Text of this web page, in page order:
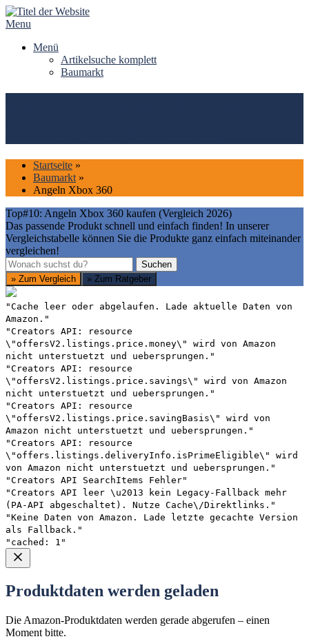
Skip
to
Menu
Menü
Artikelsuche komplett
Baumarkt
Startseite »
Baumarkt »
Angeln Xbox 360
Top#10: Angeln Xbox 360 kaufen (Vergleich 2026)
Das passende Produkt schnell und einfach finden! In unserer
Vergleichstabelle können Sie die Produkte ganz einfach miteinander
vergleichen!
Suchen
Suchen
» Zum Vergleich
» Zum Ratgeber
"Cache leer oder abgelaufen. Lade aktuelle Daten von
Amazon."
"Creators API: resource
\"offersV2.listings.price.money\" wird von Amazon
nicht unterstuetzt und uebersprungen."
"Creators API: resource
\"offersV2.listings.price.savings\" wird von Amazon
nicht unterstuetzt und uebersprungen."
"Creators API: resource
\"offersV2.listings.price.savingBasis\" wird von
Amazon nicht unterstuetzt und uebersprungen."
"Creators API: resource
\"offers.listings.deliveryInfo.isPrimeEligible\" wird
von Amazon nicht unterstuetzt und uebersprungen."
"Creators API SearchItems Fehler"
"Creators API leer \u2013 kein Legacy-Fallback mehr
(PA-API abgeschaltet). Nutze Cache\/Direktlinks."
"Keine Daten von Amazon. Lade letzte gecachte Version
als Fallback."
"cached: 1"
Produktdaten werden geladen
Die Amazon-Produktdaten werden gerade abgerufen – einen
Moment bitte.